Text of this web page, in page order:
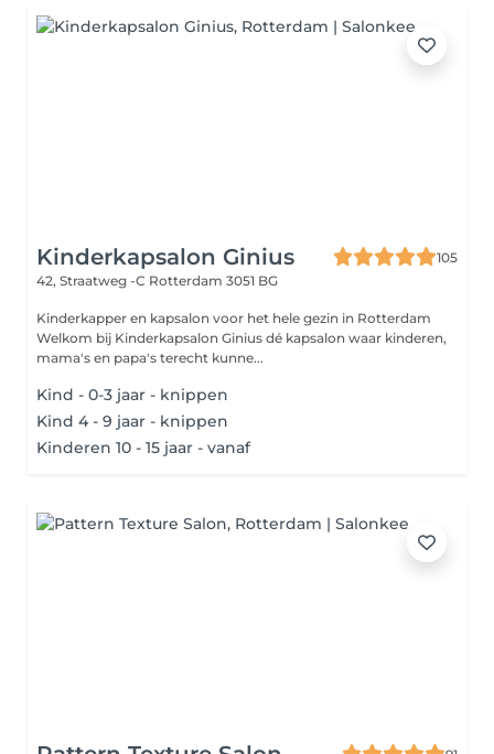
Kinderkapsalon Ginius
105
42, Straatweg -C Rotterdam 3051 BG
Kinderkapper en kapsalon voor het hele gezin in Rotterdam
Welkom bij Kinderkapsalon Ginius dé kapsalon waar kinderen,
mama's en papa's terecht kunne...
Kind - 0-3 jaar - knippen
Kind 4 - 9 jaar - knippen
Kinderen 10 - 15 jaar - vanaf